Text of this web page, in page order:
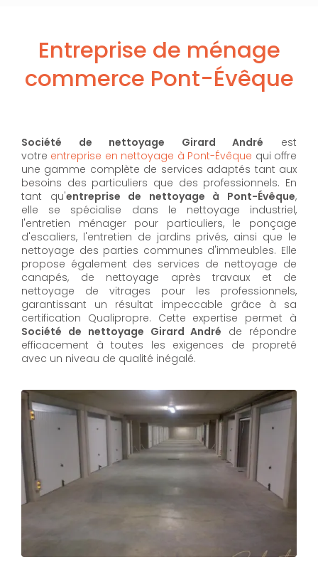
Entreprise de ménage
commerce Pont-Évêque
Société de nettoyage Girard André est
votre entreprise en nettoyage à Pont-Évêque qui offre
une gamme complète de services adaptés tant aux
besoins des particuliers que des professionnels. En
tant qu'entreprise de nettoyage à Pont-Évêque,
elle se spécialise dans le nettoyage industriel,
l'entretien ménager pour particuliers, le ponçage
d'escaliers, l'entretien de jardins privés, ainsi que le
nettoyage des parties communes d'immeubles. Elle
propose également des services de nettoyage de
canapés, de nettoyage après travaux et de
nettoyage de vitrages pour les professionnels,
garantissant un résultat impeccable grâce à sa
certification Qualipropre. Cette expertise permet à
Société de nettoyage Girard André de répondre
efficacement à toutes les exigences de propreté
avec un niveau de qualité inégalé.